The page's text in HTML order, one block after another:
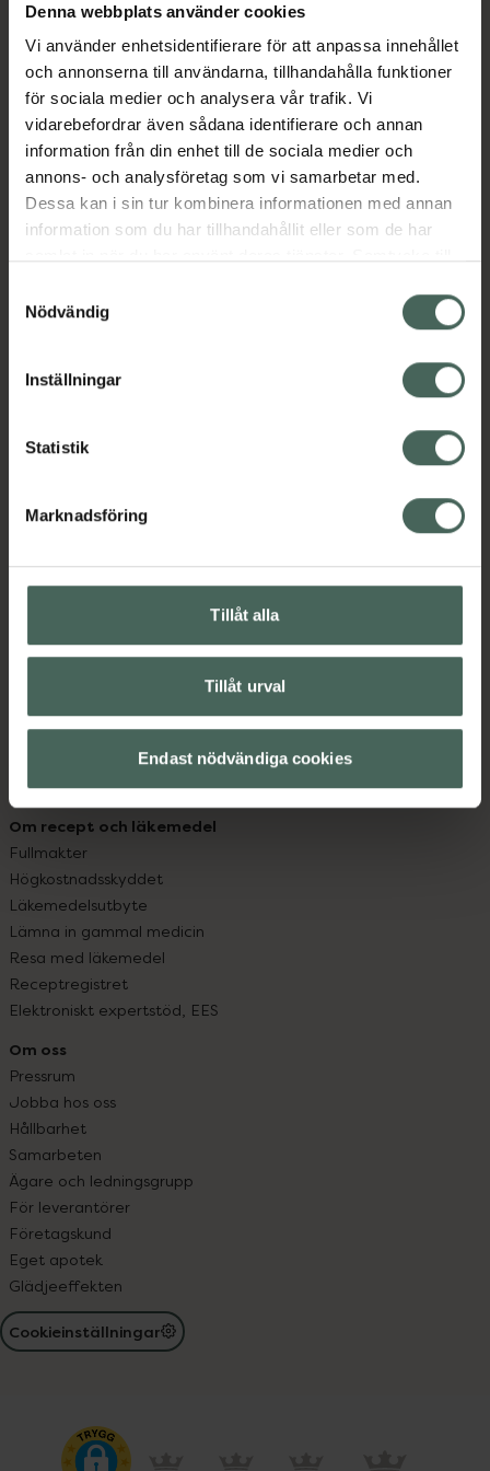
Denna webbplats använder cookies
Vi använder enhetsidentifierare för att anpassa innehållet
och annonserna till användarna, tillhandahålla funktioner
för sociala medier och analysera vår trafik. Vi
vidarebefordrar även sådana identifierare och annan
information från din enhet till de sociala medier och
annons- och analysföretag som vi samarbetar med.
Dessa kan i sin tur kombinera informationen med annan
information som du har tillhandahållit eller som de har
återkalla ditt samtycke via webbplatsens
cookieinställningar. Ett återkallat samtycke påverkar inte
lagligheten av behandling som skett innan återkallelsen.
Nödvändig
Inställningar
Statistik
Marknadsföring
Tillåt alla
Tillåt urval
Endast nödvändiga cookies
Aktuella erbjudanden
Beskrivning
EAN:04251672303005
Bipacksedel från FASS Visa
Kronans Apotek finns här för dig. Du hittar oss från Skåne i
datorn. Oavsett vem du är så är det vårt uppdrag att
hjälpa just dig att må lite bättre. Välkommen att prata
Handla tryggt
Leverans, betalning och retur
Sajtens tillgänglighet
Köpvillkor
Om recept och läkemedel
Fullmakter
Högkostnadsskyddet
Läkemedelsutbyte
Lämna in gammal medicin
Resa med läkemedel
Receptregistret
Elektroniskt expertstöd, EES
Om oss
Pressrum
Jobba hos oss
Hållbarhet
Samarbeten
Ägare och ledningsgrupp
För leverantörer
Företagskund
Eget apotek
Glädjeeffekten
Cookieinställningar